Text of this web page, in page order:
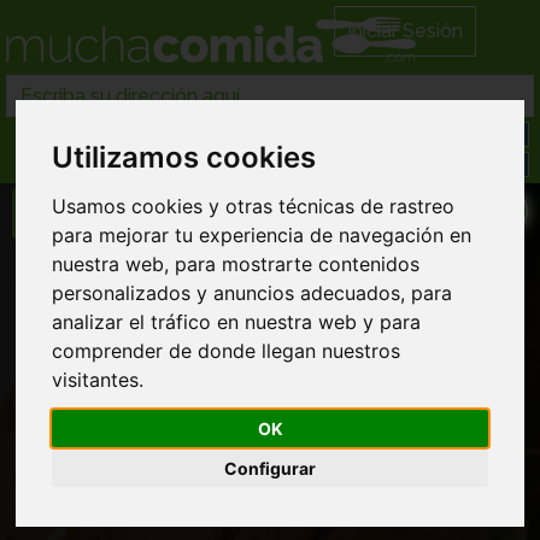
Utilizamos cookies
Usamos cookies y otras técnicas de rastreo
para mejorar tu experiencia de navegación en
nuestra web, para mostrarte contenidos
personalizados y anuncios adecuados, para
analizar el tráfico en nuestra web y para
comprender de donde llegan nuestros
visitantes.
OK
Configurar
Iniciar Sesión
Reservar Mesa
La Crepería